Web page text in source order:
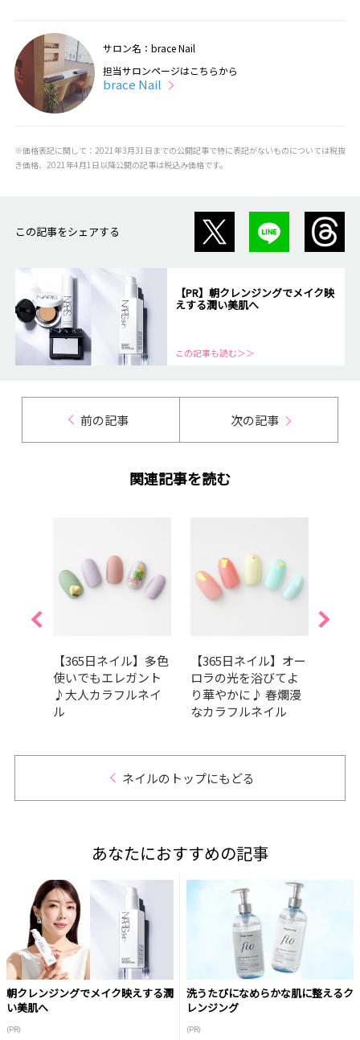
サロン名：brace Nail
担当サロンページはこちらから
brace Nail
※価格表記に関して：2021年3月31日までの公開記事で特に表記がないものについては税抜
き価格、2021年4月1日以降公開の記事は税込み価格です。
この記事をシェアする
【PR】朝クレンジングでメイク映
えする潤い美肌へ
この記事も読む＞＞
前の記事 次の記事
関連記事を読む
【365日ネイル】多色
使いでもエレガント
♪大人カラフルネイ
ル
【365日ネイル】オー
ロラの光を浴びてよ
り華やかに♪ 春爛漫
なカラフルネイル
ネイルのトップにもどる
あなたにおすすめの記事
朝クレンジングでメイク映えする潤
い美肌へ
(PR)
洗うたびになめらかな肌に整えるク
レンジング
(PR)